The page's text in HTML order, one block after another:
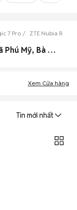
7 Pro ZTE Nubia
0 Zte Nubia Redmagic 7 Pro cũ Thị xã Phú Mỹ, Bà Rịa - Vũng Tàu đẹp
Xem Cửa hàng
Tin mới nhất